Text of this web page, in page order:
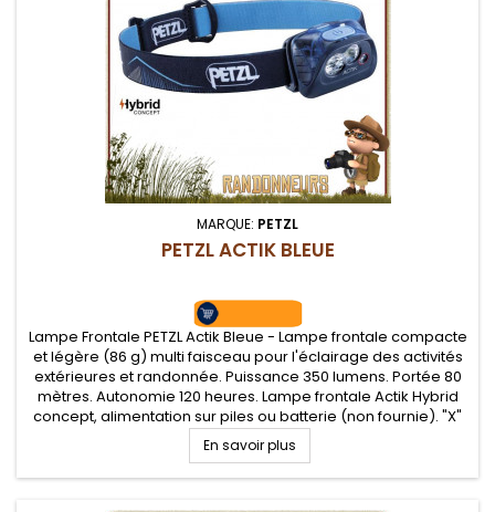
MARQUE: PETZL
PETZL ACTIK BLEUE
Lampe Frontale PETZL Actik Bleue - Lampe frontale compacte
et légère (86 g) multi faisceau pour l'éclairage des activités
extérieures et randonnée. Puissance 350 lumens. Portée 80
mètres. Autonomie 120 heures. Lampe frontale Actik Hybrid
concept, alimentation sur piles ou batterie (non fournie). "X"
types de faisceaux (large ou mixte) et plusieurs niveaux...
En savoir plus